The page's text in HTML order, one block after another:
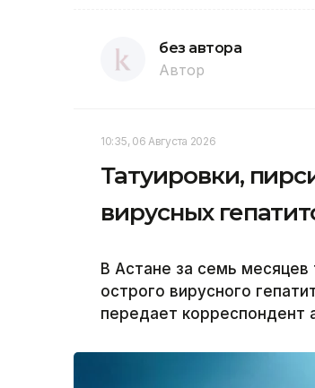
без автора
Автор
10:35, 06 Августа 2026
Татуировки,
вирусных
В Астане за семь
острого вирусного
передает корреспондент